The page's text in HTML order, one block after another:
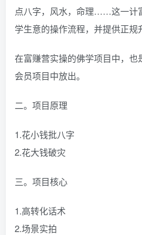
点八字，风水，命理……这一计
学生意的操作流程，并提供正规
在富赚营实操的佛学项目中，
会员项目中放出。
二。项目原理
1.花小钱批八字
2.花大钱破灾
三。项目核心
1.高转化话术
2.场景实拍